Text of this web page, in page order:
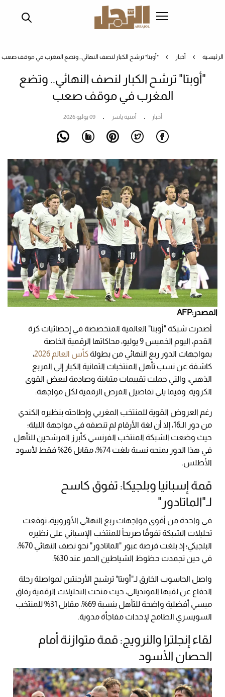
الرئيسية أخبار "أوبتا" ترشح الكبار لنصف النهائي.. وتضع المغرب في موقف صعب
"أوبتا" ترشح الكبار لنصف النهائي.. وتضع
المغرب في موقف صعب
أخبار أمنية ياسر 09 يوليو 2026
المصدر:AFP
أصدرت شبكة "أوبتا" العالمية المتخصصة في إحصائيات كرة
القدم، اليوم الخميس 9 يوليو، محاكاتها الرقمية الخاصة
بمواجهات الدور ربع النهائي من بطولة كأس العالم 2026
،
كاشفة عن نسب تأهل المنتخبات الثمانية الكبار إلى المربع
الذهبي، والتي حملت تقييمات متباينة وصادمة لبعض القوى
الكروية. وفيما يلي تفاصيل الفرص الرقمية لكل مواجهة:
رغم العروض القوية للمنتخب المغربي وإطاحته بنظيره الكندي
من دور الـ16، إلا أن لغة الأرقام لم تنصفه في مواجهة الليلة؛
حيث وضعت الشبكة المنتخب الفرنسي كأبرز المرشحين للتأهل
في هذا الدور بمنحه نسبة بلغت 74%، مقابل 26% فقط لأسود
الأطلس.
قمة إسبانيا وبلجيكا: تفوق كاسح
لـ"الماتادور"
في واحدة من أقوى مواجهات ربع النهائي الأوروبية، توقعت
تحليلات الشبكة تفوقًا صريحاً للمنتخب الإسباني على نظيره
البلجيكي؛ إذ بلغت فرصة عبور "الماتادور" نحو نصف النهائي 70%،
في حين تجمدت حظوظ الشياطين الحمر عند 30%.
واصل الحاسوب الخارق لـ"أوبتا" ترشيح الأرجنتين لمواصلة رحلة
الدفاع عن لقبها المونديالي، حيث منحت التحليلات الرقمية رفاق
ميسي أفضلية واضحة للتأهل بنسبة 69%، مقابل 31% للمنتخب
السويسري الطامح لإحداث مفاجأة مدوية.
لقاء إنجلترا والنرويج: قمة متوازنة أمام
الحصان الأسود